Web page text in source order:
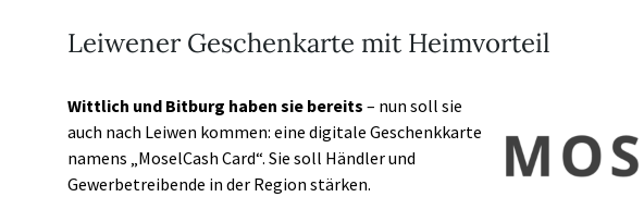
Leiwener Geschenkarte mit Heimvorteil
Wittlich und Bitburg haben sie bereits – nun soll sie
auch nach Leiwen kommen: eine digitale Geschenkkarte
namens „MoselCash Card“. Sie soll Händler und
Gewerbetreibende in der Region stärken.